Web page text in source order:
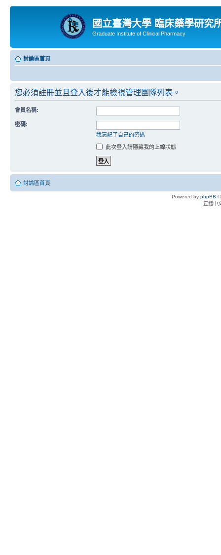
國立臺灣大學 臨床藥學研究
Graduate Institute of Clinical Pharmacy
討論區首頁
您必須註冊並且登入後才能檢視管理團隊列表。
會員名稱:
密碼:
我忘記了自己的密碼
此次登入請隱藏我的上線狀態
討論區首頁
Powered by phpBB
正體中